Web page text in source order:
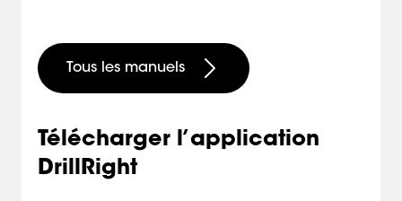
Tous les manuels
Télécharger l’application
DrillRight